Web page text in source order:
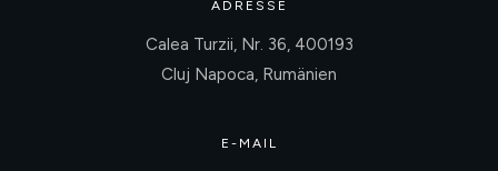
ADRESSE
Calea Turzii, Nr. 36, 400193
Cluj Napoca, Rumänien
E-MAIL